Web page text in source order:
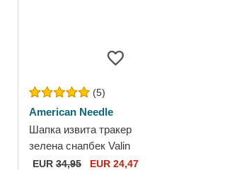
(5)
American Needle
Шапка извита тракер
зелена снапбек Valin
от American Needle
EUR 34,95 EUR 24,47